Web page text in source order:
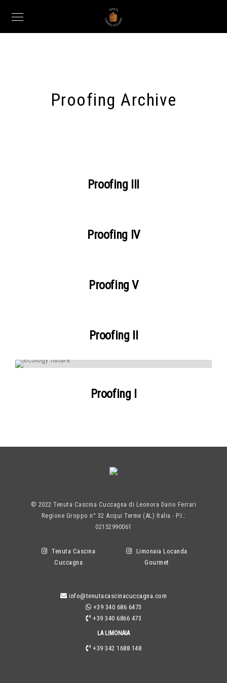
Proofing Archive
Proofing III
Proofing IV
Proofing V
Proofing II
Proofing I
© 2022 Tenuta Cascina Cuccagna di Leonora Dario Ferrari
Regione Groppo n° 32 Acqui Terme (AL) Italia - P.I.:
02152990061
Tenuta Cascina
Cuccagna
Limonaia Locanda
Gourmet
info@tenutacascinacuccagna.com
+39 340 686 6473
+39 340 6866 473
LA LIMONAIA
+39 342 1688 148